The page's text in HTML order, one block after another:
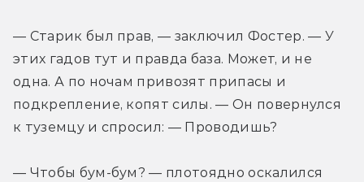
— Старик был прав, — заключил Фостер. — У
этих гадов тут и правда база. Может, и не
одна. А по ночам привозят припасы и
подкрепление, копят силы. — Он повернулся
к туземцу и спросил: — Проводишь?
— Чтобы бум-бум? — плотоядно оскалился